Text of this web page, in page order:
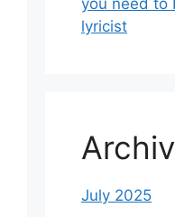
you need to
lyricist
July 2025